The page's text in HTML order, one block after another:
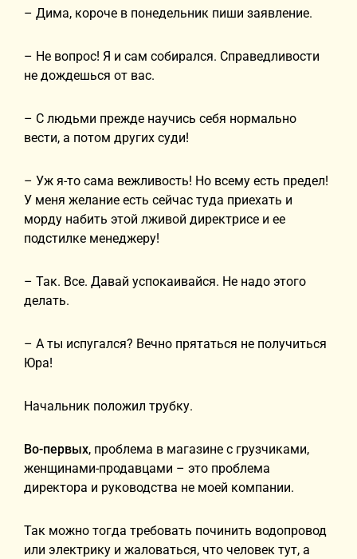
– Дима, короче в понедельник пиши заявление.
– Не вопрос! Я и сам собирался. Справедливости
не дождешься от вас.
– С людьми прежде научись себя нормально
вести, а потом других суди!
– Уж я-то сама вежливость! Но всему есть предел!
У меня желание есть сейчас туда приехать и
морду набить этой лживой директрисе и ее
подстилке менеджеру!
– Так. Все. Давай успокаивайся. Не надо этого
делать.
– А ты испугался? Вечно прятаться не получиться
Юра!
Начальник положил трубку.
Во-первых, проблема в магазине с грузчиками,
женщинами-продавцами – это проблема
директора и руководства не моей компании.
Так можно тогда требовать починить водопровод
или электрику и жаловаться, что человек тут, а